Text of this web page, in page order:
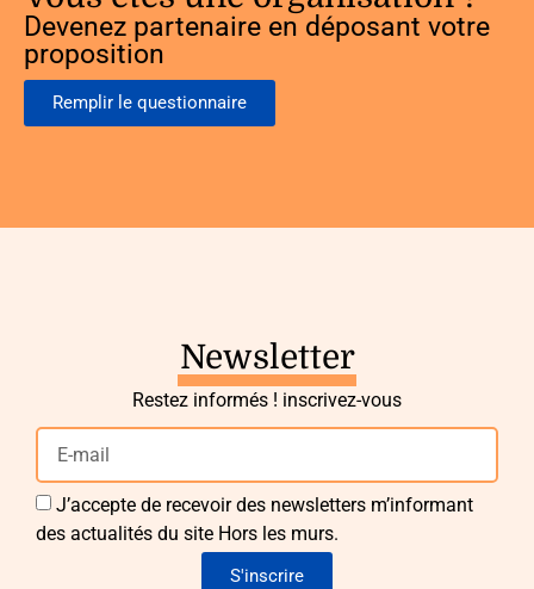
Devenez partenaire en déposant votre
proposition
Remplir le questionnaire
Newsletter
Restez informés ! inscrivez-vous
J’accepte de recevoir des newsletters m’informant
des actualités du site Hors les murs.
S'inscrire